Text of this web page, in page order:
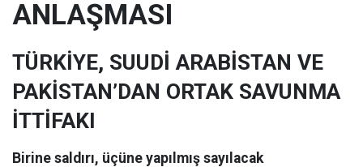
ANLAŞMASI
TÜRKİYE, SUUDİ ARABİSTAN VE
PAKİSTAN’DAN ORTAK SAVUNMA
İTTİFAKI
Birine saldırı, üçüne yapılmış sayılacak